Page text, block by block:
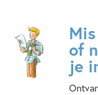
of
je